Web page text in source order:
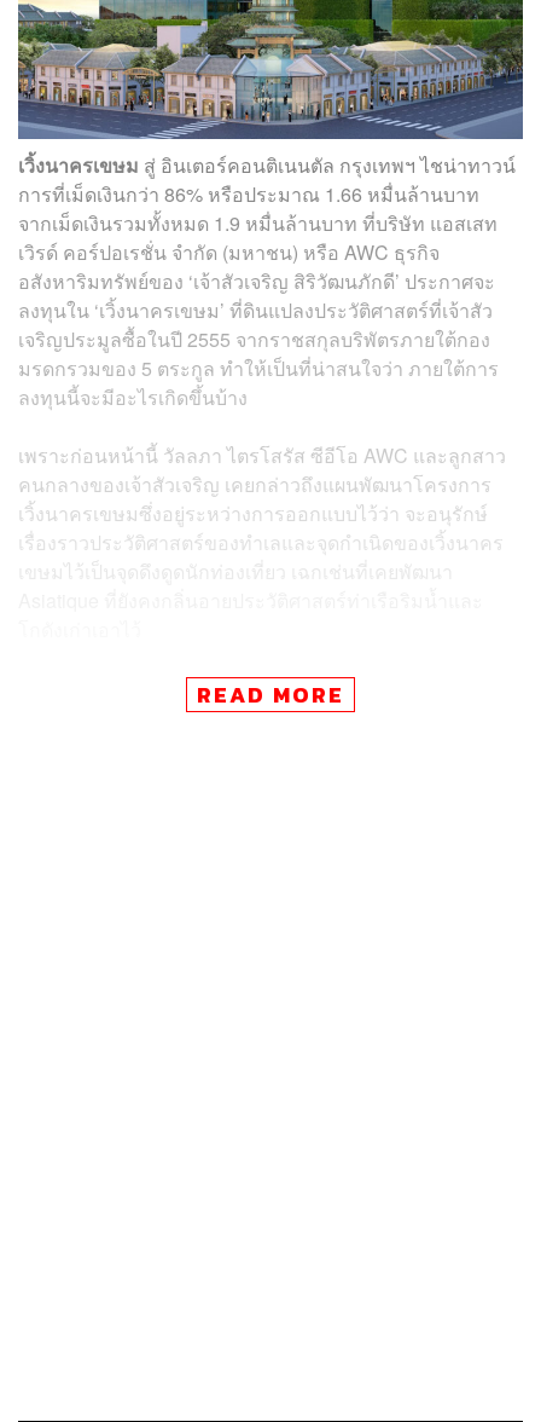
เวิ้งนาครเขษม สู่ อินเตอร์คอนติเนนตัล กรุงเทพฯ ไชน่าทาวน์
การที่เม็ดเงินกว่า 86% หรือประมาณ 1.66 หมื่นล้านบาท
จากเม็ดเงินรวมทั้งหมด 1.9 หมื่นล้านบาท ที่บริษัท แอสเสท
เวิรด์ คอร์ปอเรชั่น จำกัด (มหาชน) หรือ AWC ธุรกิจ
อสังหาริมทรัพย์ของ ‘เจ้าสัวเจริญ สิริวัฒนภักดี’ ประกาศจะ
ลงทุนใน ‘เวิ้งนาครเขษม’ ที่ดินแปลงประวัติศาสตร์ที่เจ้าสัว
เจริญประมูลซื้อในปี 2555 จากราชสกุลบริพัตรภายใต้กอง
มรดกรวมของ 5 ตระกูล ทำให้เป็นที่น่าสนใจว่า ภายใต้การ
ลงทุนนี้จะมีอะไรเกิดขึ้นบ้าง
เพราะก่อนหน้านี้ วัลลภา ไตรโสรัส ซีอีโอ AWC และลูกสาว
คนกลางของเจ้าสัวเจริญ เคยกล่าวถึงแผนพัฒนาโครงการ
เวิ้งนาครเขษมซึ่งอยู่ระหว่างการออกแบบไว้ว่า จะอนุรักษ์
เรื่องราวประวัติศาสตร์ของทำเลและจุดกำเนิดของเวิ้งนาคร
เขษมไว้เป็นจุดดึงดูดนักท่องเที่ยว เฉกเช่นที่เคยพัฒนา
ตามแผนมีการระบุว่า นอกจากเม็ดเงิน 8,265 ล้านบาท ที่
AWC ใช้ซื้อที่ดินจาก บริษัท ทีซีซี เวิ้งนาครเขษม จำกัด ผู้ถือ
READ MORE